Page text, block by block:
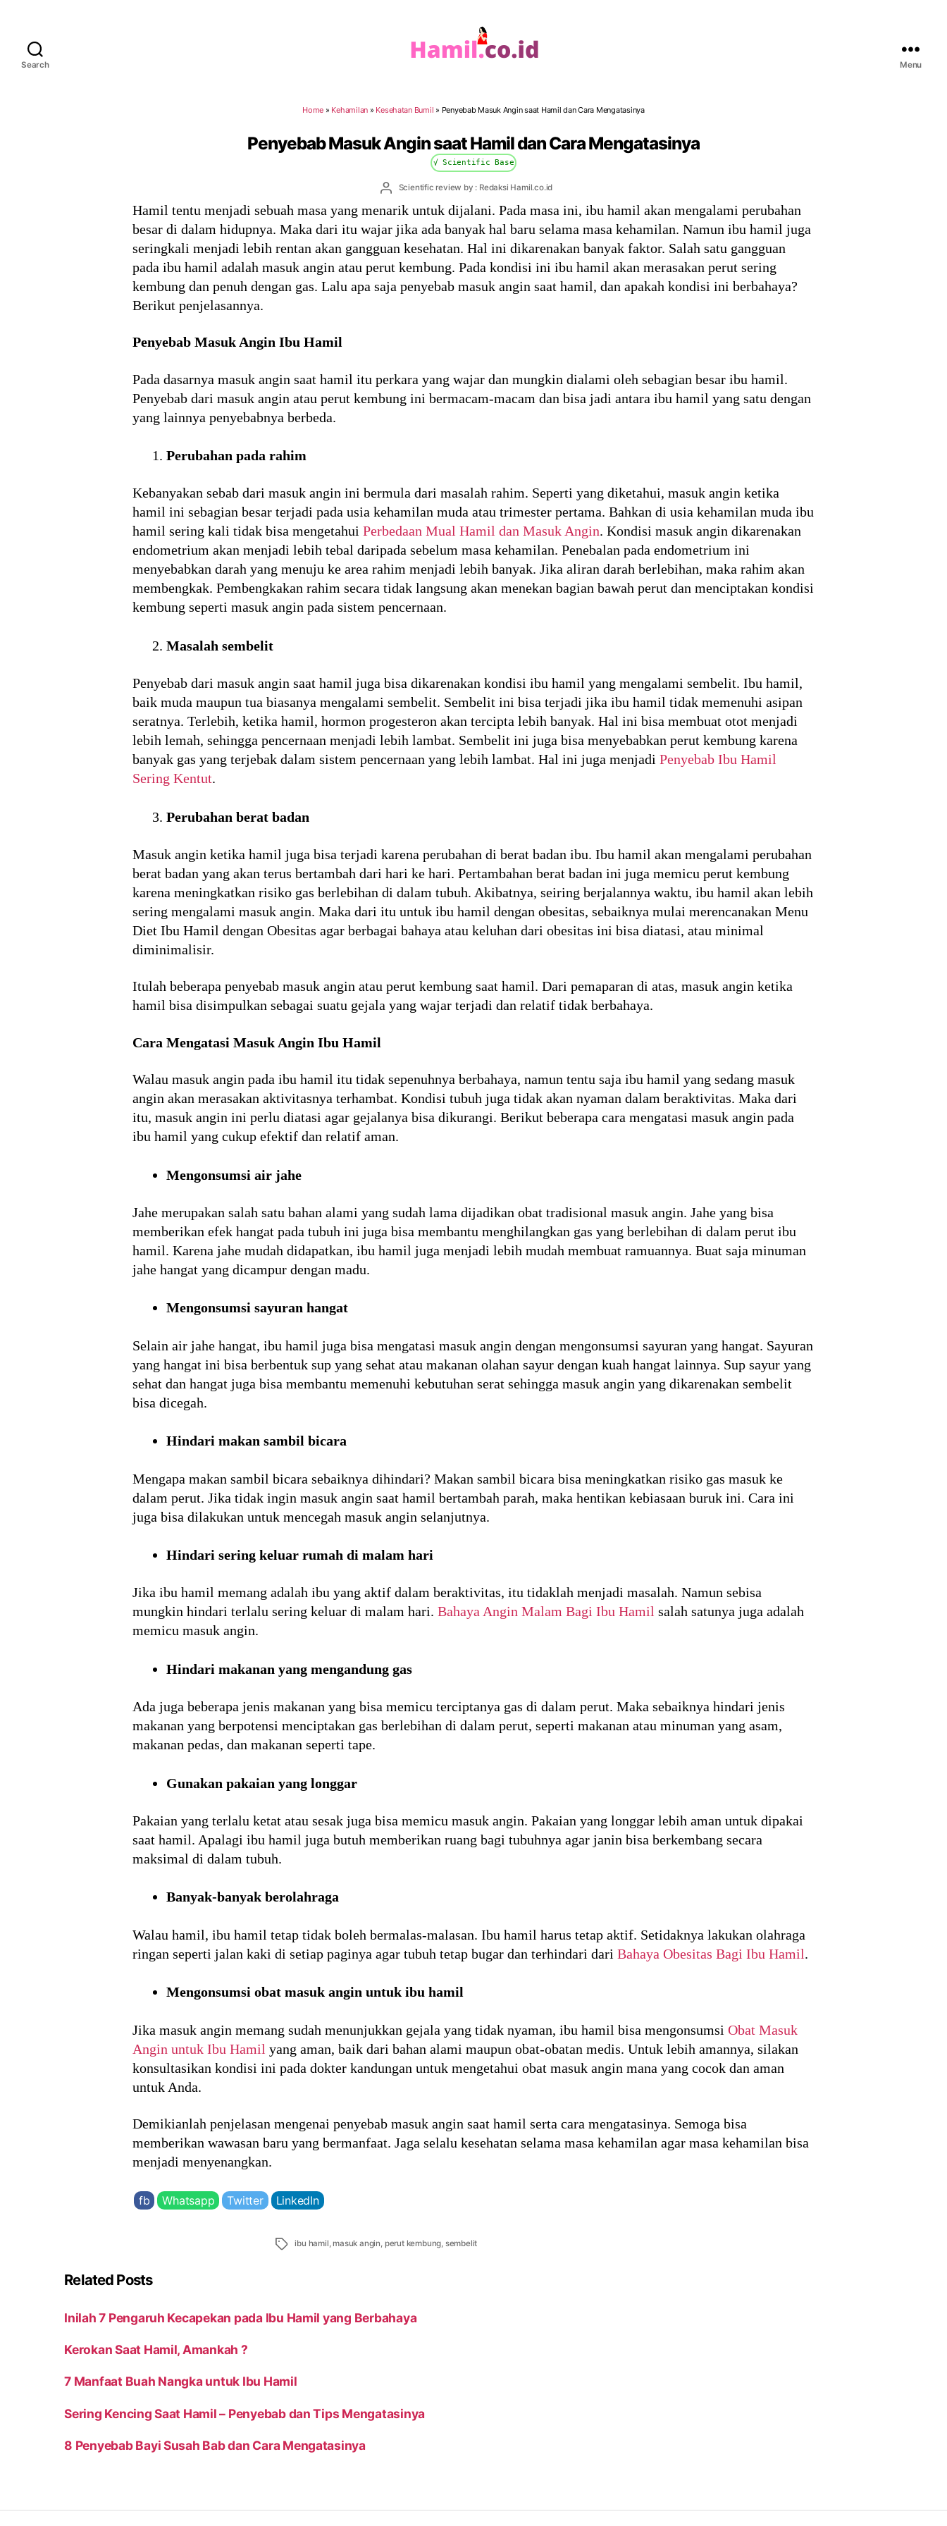
Search Menu
Home » Kehamilan » Kesehatan Bumil » Penyebab Masuk Angin saat Hamil dan Cara Mengatasinya
Penyebab Masuk Angin saat Hamil dan Cara Mengatasinya
√ Scientific Base
PostScientific review by : Redaksi Hamil.co.id
Hamil tentu menjadi sebuah masa yang menarik untuk dijalani. Pada masa ini, ibu hamil akan mengalami perubahan
besar di dalam hidupnya. Maka dari itu wajar jika ada banyak hal baru selama masa kehamilan. Namun ibu hamil juga
seringkali menjadi lebih rentan akan gangguan kesehatan. Hal ini dikarenakan banyak faktor. Salah satu gangguan
pada ibu hamil adalah masuk angin atau perut kembung. Pada kondisi ini ibu hamil akan merasakan perut sering
kembung dan penuh dengan gas. Lalu apa saja penyebab masuk angin saat hamil, dan apakah kondisi ini berbahaya?
Berikut penjelasannya.
Penyebab Masuk Angin Ibu Hamil
Pada dasarnya masuk angin saat hamil itu perkara yang wajar dan mungkin dialami oleh sebagian besar ibu hamil.
Penyebab dari masuk angin atau perut kembung ini bermacam-macam dan bisa jadi antara ibu hamil yang satu dengan
yang lainnya penyebabnya berbeda.
Perubahan pada rahim
Kebanyakan sebab dari masuk angin ini bermula dari masalah rahim. Seperti yang diketahui, masuk angin ketika
hamil ini sebagian besar terjadi pada usia kehamilan muda atau trimester pertama. Bahkan di usia kehamilan muda ibu
hamil sering kali tidak bisa mengetahui Perbedaan Mual Hamil dan Masuk Angin. Kondisi masuk angin dikarenakan
endometrium akan menjadi lebih tebal daripada sebelum masa kehamilan. Penebalan pada endometrium ini
menyebabkan darah yang menuju ke area rahim menjadi lebih banyak. Jika aliran darah berlebihan, maka rahim akan
membengkak. Pembengkakan rahim secara tidak langsung akan menekan bagian bawah perut dan menciptakan kondisi
kembung seperti masuk angin pada sistem pencernaan.
Masalah sembelit
Penyebab dari masuk angin saat hamil juga bisa dikarenakan kondisi ibu hamil yang mengalami sembelit. Ibu hamil,
baik muda maupun tua biasanya mengalami sembelit. Sembelit ini bisa terjadi jika ibu hamil tidak memenuhi asipan
seratnya. Terlebih, ketika hamil, hormon progesteron akan tercipta lebih banyak. Hal ini bisa membuat otot menjadi
lebih lemah, sehingga pencernaan menjadi lebih lambat. Sembelit ini juga bisa menyebabkan perut kembung karena
banyak gas yang terjebak dalam sistem pencernaan yang lebih lambat. Hal ini juga menjadi Penyebab Ibu Hamil
Sering Kentut.
Perubahan berat badan
Masuk angin ketika hamil juga bisa terjadi karena perubahan di berat badan ibu. Ibu hamil akan mengalami perubahan
berat badan yang akan terus bertambah dari hari ke hari. Pertambahan berat badan ini juga memicu perut kembung
karena meningkatkan risiko gas berlebihan di dalam tubuh. Akibatnya, seiring berjalannya waktu, ibu hamil akan lebih
sering mengalami masuk angin. Maka dari itu untuk ibu hamil dengan obesitas, sebaiknya mulai merencanakan Menu
Diet Ibu Hamil dengan Obesitas agar berbagai bahaya atau keluhan dari obesitas ini bisa diatasi, atau minimal
diminimalisir.
Itulah beberapa penyebab masuk angin atau perut kembung saat hamil. Dari pemaparan di atas, masuk angin ketika
hamil bisa disimpulkan sebagai suatu gejala yang wajar terjadi dan relatif tidak berbahaya.
Cara Mengatasi Masuk Angin Ibu Hamil
Walau masuk angin pada ibu hamil itu tidak sepenuhnya berbahaya, namun tentu saja ibu hamil yang sedang masuk
angin akan merasakan aktivitasnya terhambat. Kondisi tubuh juga tidak akan nyaman dalam beraktivitas. Maka dari
itu, masuk angin ini perlu diatasi agar gejalanya bisa dikurangi. Berikut beberapa cara mengatasi masuk angin pada
ibu hamil yang cukup efektif dan relatif aman.
Mengonsumsi air jahe
Jahe merupakan salah satu bahan alami yang sudah lama dijadikan obat tradisional masuk angin. Jahe yang bisa
memberikan efek hangat pada tubuh ini juga bisa membantu menghilangkan gas yang berlebihan di dalam perut ibu
hamil. Karena jahe mudah didapatkan, ibu hamil juga menjadi lebih mudah membuat ramuannya. Buat saja minuman
jahe hangat yang dicampur dengan madu.
Mengonsumsi sayuran hangat
Selain air jahe hangat, ibu hamil juga bisa mengatasi masuk angin dengan mengonsumsi sayuran yang hangat. Sayuran
yang hangat ini bisa berbentuk sup yang sehat atau makanan olahan sayur dengan kuah hangat lainnya. Sup sayur yang
sehat dan hangat juga bisa membantu memenuhi kebutuhan serat sehingga masuk angin yang dikarenakan sembelit
bisa dicegah.
Hindari makan sambil bicara
Mengapa makan sambil bicara sebaiknya dihindari? Makan sambil bicara bisa meningkatkan risiko gas masuk ke
dalam perut. Jika tidak ingin masuk angin saat hamil bertambah parah, maka hentikan kebiasaan buruk ini. Cara ini
juga bisa dilakukan untuk mencegah masuk angin selanjutnya.
Hindari sering keluar rumah di malam hari
Jika ibu hamil memang adalah ibu yang aktif dalam beraktivitas, itu tidaklah menjadi masalah. Namun sebisa
mungkin hindari terlalu sering keluar di malam hari. Bahaya Angin Malam Bagi Ibu Hamil salah satunya juga adalah
memicu masuk angin.
Hindari makanan yang mengandung gas
Ada juga beberapa jenis makanan yang bisa memicu terciptanya gas di dalam perut. Maka sebaiknya hindari jenis
makanan yang berpotensi menciptakan gas berlebihan di dalam perut, seperti makanan atau minuman yang asam,
makanan pedas, dan makanan seperti tape.
Gunakan pakaian yang longgar
Pakaian yang terlalu ketat atau sesak juga bisa memicu masuk angin. Pakaian yang longgar lebih aman untuk dipakai
saat hamil. Apalagi ibu hamil juga butuh memberikan ruang bagi tubuhnya agar janin bisa berkembang secara
maksimal di dalam tubuh.
Banyak-banyak berolahraga
Walau hamil, ibu hamil tetap tidak boleh bermalas-malasan. Ibu hamil harus tetap aktif. Setidaknya lakukan olahraga
ringan seperti jalan kaki di setiap paginya agar tubuh tetap bugar dan terhindari dari Bahaya Obesitas Bagi Ibu Hamil.
Mengonsumsi obat masuk angin untuk ibu hamil
Jika masuk angin memang sudah menunjukkan gejala yang tidak nyaman, ibu hamil bisa mengonsumsi Obat Masuk
Angin untuk Ibu Hamil yang aman, baik dari bahan alami maupun obat-obatan medis. Untuk lebih amannya, silakan
konsultasikan kondisi ini pada dokter kandungan untuk mengetahui obat masuk angin mana yang cocok dan aman
untuk Anda.
Demikianlah penjelasan mengenai penyebab masuk angin saat hamil serta cara mengatasinya. Semoga bisa
memberikan wawasan baru yang bermanfaat. Jaga selalu kesehatan selama masa kehamilan agar masa kehamilan bisa
menjadi menyenangkan.
fb Whatsapp Twitter LinkedIn
Tags ibu hamil,masuk angin, perut kembung, sembelit
Related Posts
Inilah 7 Pengaruh Kecapekan pada Ibu Hamil yang Berbahaya
Kerokan Saat Hamil, Amankah ?
7 Manfaat Buah Nangka untuk Ibu Hamil
Sering Kencing Saat Hamil – Penyebab dan Tips Mengatasinya
8 Penyebab Bayi Susah Bab dan Cara Mengatasinya